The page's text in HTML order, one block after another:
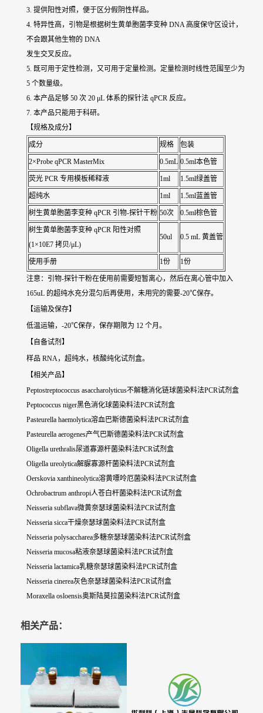
3. 提供阳性对照，便于区分假阴性样品。
4. 特异性高，引物是根据树生黄单胞菌李变种 DNA 高度保守区设计，
不会跟其他生物的 DNA
发生交叉反应。
5. 既可用于定性检测，又可用于定量检测。定量检测时线性范围至少为
5 个数量级。
6. 本产品足够 50 次 20 μL 体系的探针法 qPCR 反应。
7. 本产品只能用于科研。
【规格及成分】
成分 规格 包装
2×Probe qPCR MasterMix 0.5mL 0.5ml本色管
荧光 PCR 专用模板稀释液 1ml 1.5ml绿盖管
超纯水 1ml 1.5ml蓝盖管
树生黄单胞菌李变种 qPCR 引物-探针干粉 50次 0.5ml棕色管
树生黄单胞菌李变种 qPCR 阳性对照
(1×10E7 拷贝/μL)
50ul 0.5 mL 黄盖管
使用手册 1份 1份
注意：引物-探针干粉在使用前需要短暂离心，然后在离心管中加入
165uL 的超纯水充分混匀后再使用，未用完的需要-20℃保存。
【运输及保存】
低温运输，-20℃保存，保存期限为 12 个月。
【自备试剂】
样品 RNA，超纯水，核酸纯化试剂盒。
【相关产品】
Peptostreptococcus asaccharolyticus不解糖消化链球菌染料法PCR试剂盒
Peptococcus niger黑色消化球菌染料法PCR试剂盒
Pasteurella haemolytica溶血巴斯德菌染料法PCR试剂盒
Pasteurella aerogenes产气巴斯德菌染料法PCR试剂盒
Oligella urethralis尿道寡源杆菌染料法PCR试剂盒
Oligella ureolytica解脲寡源杆菌染料法PCR试剂盒
Oerskovia xanthineolytica溶黄嘌呤厄菌染料法PCR试剂盒
Ochrobactrum anthropi人苍白杆菌染料法PCR试剂盒
Neisseria subflava微黄奈瑟球菌染料法PCR试剂盒
Neisseria sicca干燥奈瑟球菌染料法PCR试剂盒
Neisseria polysaccharea多糖奈瑟球菌染料法PCR试剂盒
Neisseria mucosa粘液奈瑟球菌染料法PCR试剂盒
Neisseria lactamica乳糖奈瑟球菌染料法PCR试剂盒
Neisseria cinerea灰色奈瑟球菌染料法PCR试剂盒
Moraxella osloensis奥斯陆莫拉菌染料法PCR试剂盒
相关产品：